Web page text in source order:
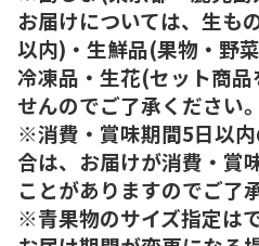
お届けについては、生も
以内)・生鮮品(果物・野
冷凍品・生花(セット商
せんのでご了承ください。
※消費・賞味期間5日以
合は、お届けが消費・賞
ことがありますのでご了
※青果物のサイズ指定は